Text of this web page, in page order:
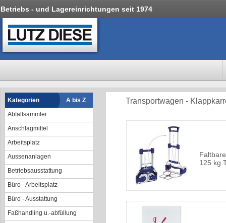
Betriebs - und Lagereinrichtungen seit 1974
Kategorien
A bis Z
Abfallsammler
Anschlagmittel
Arbeitsplatz
Aussenanlagen
Betriebsausstattung
Büro - Arbeitsplatz
Büro - Ausstattung
Faßhandling u.-abfüllung
Transportwagen -
125 kg